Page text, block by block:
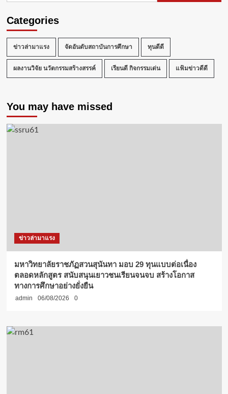
Categories
ข่าวล่ามาแรง จัดอันดับสถาบันการศึกษา ทุนดีดี
ผลงานวิจัย นวัตกรรมสร้างสรรค์ เรียนดี กิจกรรมเด่น แฟ้มข่าวดีดี
You may have missed
ข่าวล่ามาแรง
มหาวิทยาลัยราชภัฏสวนสุนันทา มอบ 29 ทุนแบบต่อเนื่อง
ตลอดหลักสูตร สนับสนุนเยาวชนเรียนจนจบ สร้างโอกาส
ทางการศึกษาอย่างยั่งยืน
admin 06/08/2026 0